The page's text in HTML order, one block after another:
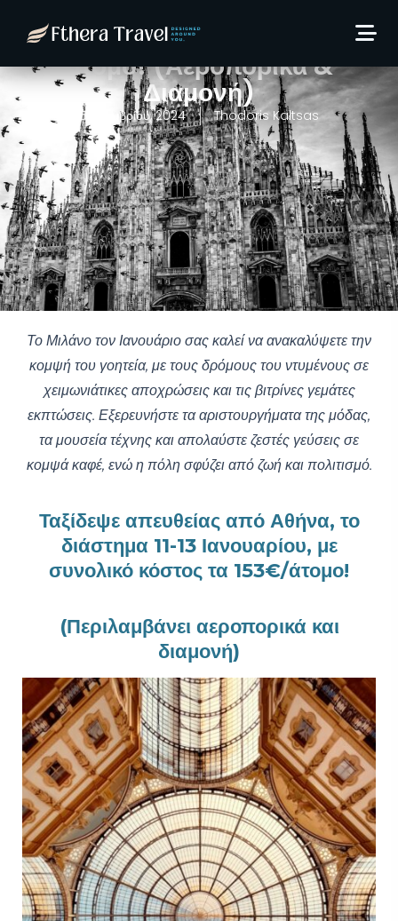
ημέρες (ΣΚΔ) από 153€/
άτομο! (Αεροπορικά &
Διαμονή)
5 Νοεμβρίου, 2024 Thodoris Kaltsas
Το Μιλάνο τον Ιανουάριο σας καλεί να ανακαλύψετε την
κομψή του γοητεία, με τους δρόμους του ντυμένους σε
χειμωνιάτικες αποχρώσεις και τις βιτρίνες γεμάτες
εκπτώσεις. Εξερευνήστε τα αριστουργήματα της μόδας,
τα μουσεία τέχνης και απολαύστε ζεστές γεύσεις σε
κομψά καφέ, ενώ η πόλη σφύζει από ζωή και πολιτισμό.
Ταξίδεψε απευθείας από Αθήνα, το
διάστημα 11-13 Ιανουαρίου, με
συνολικό κόστος τα 153€/άτομο!
(Περιλαμβάνει αεροπορικά και
διαμονή)